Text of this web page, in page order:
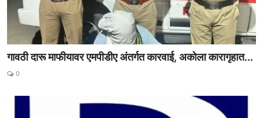
गावठी दारू माफीयावर एमपीडीए अंतर्गत कारवाई, अकोला कारागृहात...
0